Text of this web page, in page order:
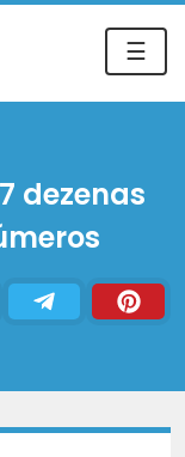
☰
dezenas